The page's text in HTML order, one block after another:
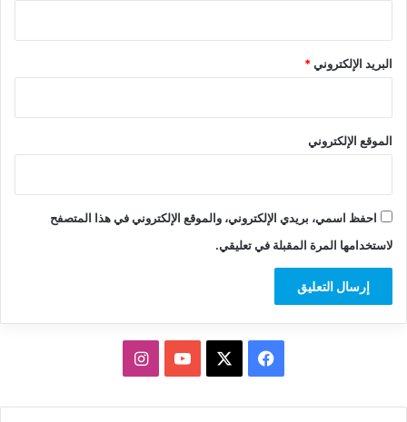
البريد الإلكتروني*
الموقع الإلكتروني
احفظ اسمي، بريدي الإلكتروني، والموقع الإلكتروني في هذا المتصفح
لاستخدامها المرة المقبلة في تعليقي.
فيسبوك ‫YouTubeانستقرام